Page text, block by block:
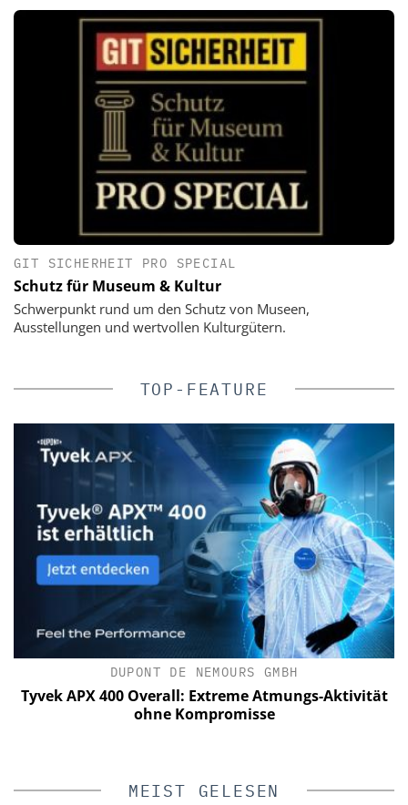
GIT SICHERHEIT PRO SPECIAL
Schutz für Museum & Kultur
Schwerpunkt rund um den Schutz von Museen,
Ausstellungen und wertvollen Kulturgütern.
TOP-FEATURE
DUPONT DE NEMOURS GMBH
Tyvek APX 400 Overall: Extreme Atmungs-Aktivität
ohne Kompromisse
MEIST GELESEN